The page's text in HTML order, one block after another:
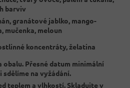
barviv
granátové jablko, mango-
mučenka, meloun
koncentráty, želatina
obalu. Přesné datum minimální
na vyžádání.
teplem a vlhkostí. Skladujte v